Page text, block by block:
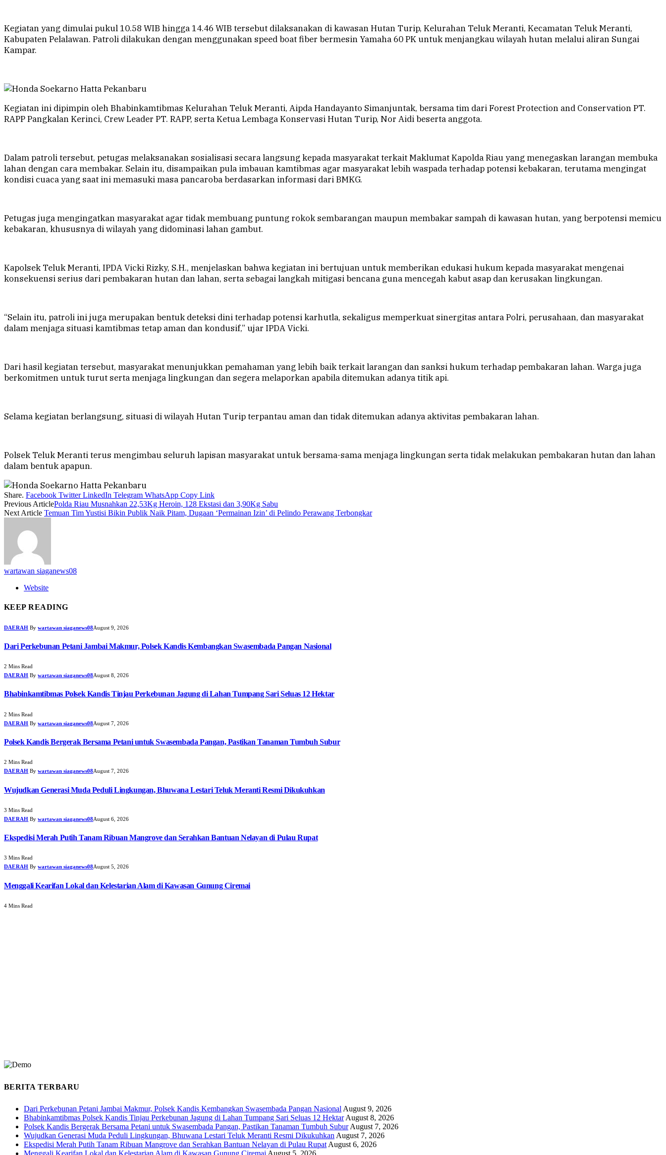
Kegiatan yang dimulai pukul 10.58 WIB hingga 14.46 WIB tersebut dilaksanakan di kawasan Hutan Turip, Kelurahan Teluk Meranti, Kecamatan Teluk Meranti,
Kabupaten Pelalawan. Patroli dilakukan dengan menggunakan speed boat fiber bermesin Yamaha 60 PK untuk menjangkau wilayah hutan melalui aliran Sungai
Kampar.
Kegiatan ini dipimpin oleh Bhabinkamtibmas Kelurahan Teluk Meranti, Aipda Handayanto Simanjuntak, bersama tim dari Forest Protection and Conservation PT.
RAPP Pangkalan Kerinci, Crew Leader PT. RAPP, serta Ketua Lembaga Konservasi Hutan Turip, Nor Aidi beserta anggota.
Dalam patroli tersebut, petugas melaksanakan sosialisasi secara langsung kepada masyarakat terkait Maklumat Kapolda Riau yang menegaskan larangan membuka
lahan dengan cara membakar. Selain itu, disampaikan pula imbauan kamtibmas agar masyarakat lebih waspada terhadap potensi kebakaran, terutama mengingat
kondisi cuaca yang saat ini memasuki masa pancaroba berdasarkan informasi dari BMKG.
Petugas juga mengingatkan masyarakat agar tidak membuang puntung rokok sembarangan maupun membakar sampah di kawasan hutan, yang berpotensi memicu
kebakaran, khususnya di wilayah yang didominasi lahan gambut.
Kapolsek Teluk Meranti, IPDA Vicki Rizky, S.H., menjelaskan bahwa kegiatan ini bertujuan untuk memberikan edukasi hukum kepada masyarakat mengenai
konsekuensi serius dari pembakaran hutan dan lahan, serta sebagai langkah mitigasi bencana guna mencegah kabut asap dan kerusakan lingkungan.
“Selain itu, patroli ini juga merupakan bentuk deteksi dini terhadap potensi karhutla, sekaligus memperkuat sinergitas antara Polri, perusahaan, dan masyarakat
dalam menjaga situasi kamtibmas tetap aman dan kondusif,” ujar IPDA Vicki.
Dari hasil kegiatan tersebut, masyarakat menunjukkan pemahaman yang lebih baik terkait larangan dan sanksi hukum terhadap pembakaran lahan. Warga juga
berkomitmen untuk turut serta menjaga lingkungan dan segera melaporkan apabila ditemukan adanya titik api.
Selama kegiatan berlangsung, situasi di wilayah Hutan Turip terpantau aman dan tidak ditemukan adanya aktivitas pembakaran lahan.
Polsek Teluk Meranti terus mengimbau seluruh lapisan masyarakat untuk bersama-sama menjaga lingkungan serta tidak melakukan pembakaran hutan dan lahan
dalam bentuk apapun.
Share. Facebook Twitter LinkedIn Telegram WhatsApp Copy Link
Previous ArticlePolda Riau Musnahkan 22,53Kg Heroin, 128 Ekstasi dan 3,90Kg Sabu
Next Article Temuan Tim Yustisi Bikin Publik Naik Pitam, Dugaan ‘Permainan Izin’ di Pelindo Perawang Terbongkar
wartawan siaganews08
Website
KEEP READING
DAERAH By wartawan siaganews08August 9, 2026
Dari Perkebunan Petani Jambai Makmur, Polsek Kandis Kembangkan Swasembada Pangan Nasional
2 Mins Read
DAERAH By wartawan siaganews08August 8, 2026
Bhabinkamtibmas Polsek Kandis Tinjau Perkebunan Jagung di Lahan Tumpang Sari Seluas 12 Hektar
2 Mins Read
DAERAH By wartawan siaganews08August 7, 2026
Polsek Kandis Bergerak Bersama Petani untuk Swasembada Pangan, Pastikan Tanaman Tumbuh Subur
2 Mins Read
DAERAH By wartawan siaganews08August 7, 2026
Wujudkan Generasi Muda Peduli Lingkungan, Bhuwana Lestari Teluk Meranti Resmi Dikukuhkan
3 Mins Read
DAERAH By wartawan siaganews08August 6, 2026
Ekspedisi Merah Putih Tanam Ribuan Mangrove dan Serahkan Bantuan Nelayan di Pulau Rupat
3 Mins Read
DAERAH By wartawan siaganews08August 5, 2026
Menggali Kearifan Lokal dan Kelestarian Alam di Kawasan Gunung Ciremai
4 Mins Read
BERITA TERBARU
Dari Perkebunan Petani Jambai Makmur, Polsek Kandis Kembangkan Swasembada Pangan Nasional August 9, 2026
Bhabinkamtibmas Polsek Kandis Tinjau Perkebunan Jagung di Lahan Tumpang Sari Seluas 12 Hektar August 8, 2026
Polsek Kandis Bergerak Bersama Petani untuk Swasembada Pangan, Pastikan Tanaman Tumbuh Subur August 7, 2026
Wujudkan Generasi Muda Peduli Lingkungan, Bhuwana Lestari Teluk Meranti Resmi Dikukuhkan August 7, 2026
Ekspedisi Merah Putih Tanam Ribuan Mangrove dan Serahkan Bantuan Nelayan di Pulau Rupat August 6, 2026